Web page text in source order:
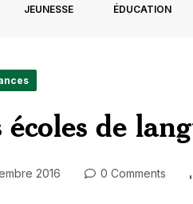
JEUNESSE ÉDUCATION
de
2016 0 Comments